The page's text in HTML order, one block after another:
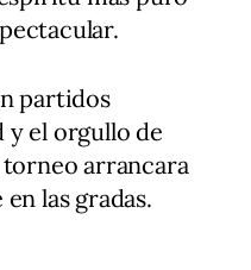
partidos
y el orgullo de
arrancara
las gradas.